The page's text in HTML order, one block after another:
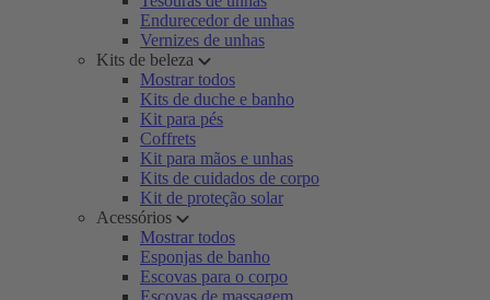
Endurecedor de unhas
Vernizes de unhas
Kits de beleza
Mostrar todos
Kits de duche e banho
Kit para pés
Coffrets
Kit para mãos e unhas
Kits de cuidados de corpo
Kit de proteção solar
Acessórios
Mostrar todos
Esponjas de banho
Escovas para o corpo
Escovas de massagem